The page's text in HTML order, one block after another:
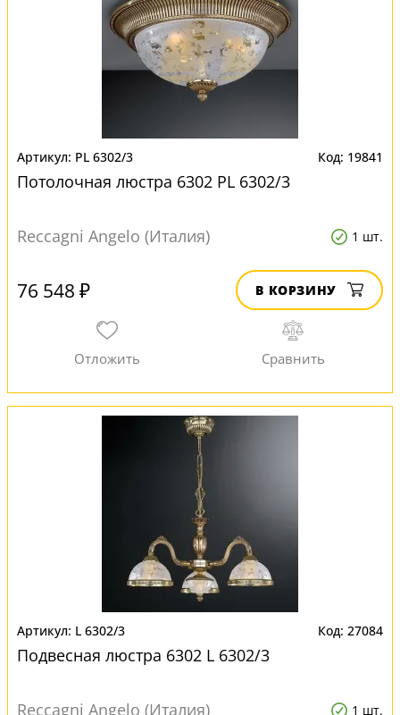
PL 6302/3 19841
Потолочная люстра 6302 PL 6302/3
Reccagni Angelo (Италия) 1 шт.
76 548 ₽ В КОРЗИНУ
L 6302/3 27084
Подвесная люстра 6302 L 6302/3
Reccagni Angelo (Италия) 1 шт.